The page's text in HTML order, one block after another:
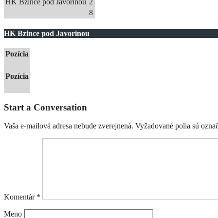
HK Bzince pod Javorinou 2
8
HK Bzince pod Javorinou
Pozícia
Pozícia
Start a Conversation
Vaša e-mailová adresa nebude zverejnená. Vyžadované polia sú
Komentár *
Meno